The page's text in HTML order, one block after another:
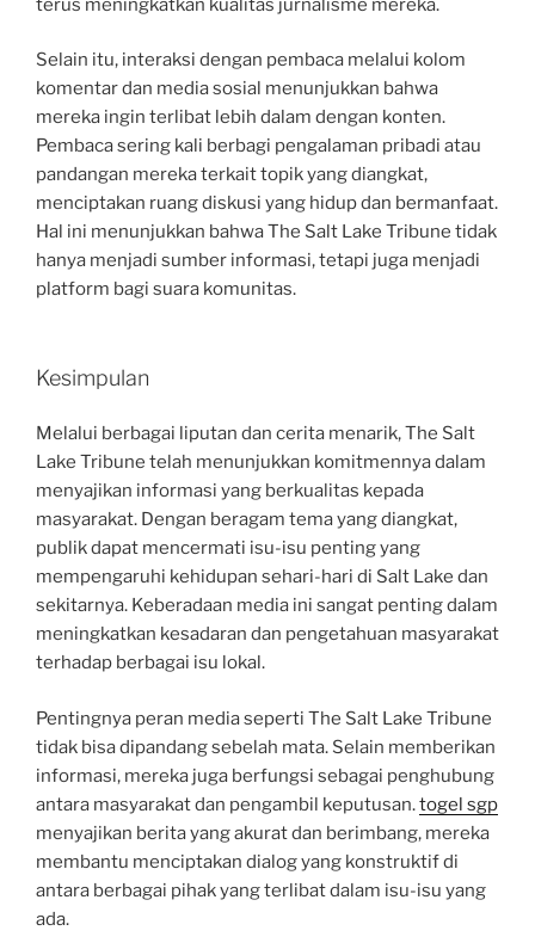
terus meningkatkan kualitas jurnalisme mereka.
Selain itu, interaksi dengan pembaca melalui kolom
komentar dan media sosial menunjukkan bahwa
mereka ingin terlibat lebih dalam dengan konten.
Pembaca sering kali berbagi pengalaman pribadi atau
pandangan mereka terkait topik yang diangkat,
menciptakan ruang diskusi yang hidup dan bermanfaat.
Hal ini menunjukkan bahwa The Salt Lake Tribune tidak
hanya menjadi sumber informasi, tetapi juga menjadi
platform bagi suara komunitas.
Kesimpulan
Melalui berbagai liputan dan cerita menarik, The Salt
Lake Tribune telah menunjukkan komitmennya dalam
menyajikan informasi yang berkualitas kepada
masyarakat. Dengan beragam tema yang diangkat,
publik dapat mencermati isu-isu penting yang
mempengaruhi kehidupan sehari-hari di Salt Lake dan
sekitarnya. Keberadaan media ini sangat penting dalam
meningkatkan kesadaran dan pengetahuan masyarakat
terhadap berbagai isu lokal.
Pentingnya peran media seperti The Salt Lake Tribune
tidak bisa dipandang sebelah mata. Selain memberikan
informasi, mereka juga berfungsi sebagai penghubung
antara masyarakat dan pengambil keputusan.togel sgp
menyajikan berita yang akurat dan berimbang, mereka
membantu menciptakan dialog yang konstruktif di
antara berbagai pihak yang terlibat dalam isu-isu yang
ada.